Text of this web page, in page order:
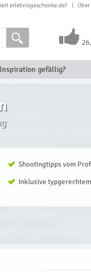
erlebnisgeschenke.de?
Inspiration gefällig?
Shootingtipps vom
Inklusive